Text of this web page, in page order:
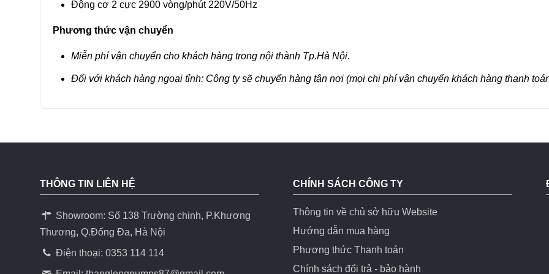
Động cơ 2 cực 2900 vòng/phút 220V/50Hz
Phương thức vận chuyển
Miễn phí vận chuyển cho khách hàng trong nội thành Tp.Hà Nội.
Đối với khách hàng ngoại tỉnh: Công ty sẽ chuyển hàng tận nơi (mọi chi phí vận chuyển khách hàng thanh
THÔNG TIN LIÊN HỆ
Showroom: Số 138 Trường chinh, P.Khương
Thương, Q.Đống Đa, Hà Nội
Điện thoại: 0353 114 114
CHÍNH SÁCH CÔNG TY
Thông tin về chủ sở hữu Website
Hướng dẫn mua hàng
Phương thức Thanh toán
Chính sách đổi trả - bảo hành